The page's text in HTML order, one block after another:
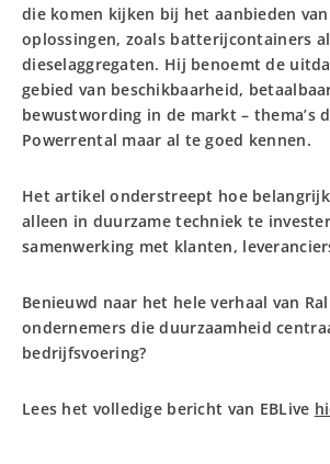
die komen kijken bij het aanbieden
oplossingen, zoals batterijcontainers
dieselaggregaten. Hij benoemt de
gebied van beschikbaarheid,
bewustwording in de markt – thema’s
Powerrental maar al te goed kennen.
Het artikel onderstreept hoe
alleen in duurzame techniek te
samenwerking met klanten,
Benieuwd naar het hele verhaal van
ondernemers die duurzaamheid
bedrijfsvoering?
Lees het volledige bericht van EBLive